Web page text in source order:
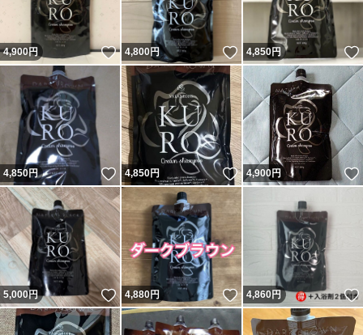
4,900円 いいね！
4,800円 いいね！
4,850円
4,850円 いいね！
4,850円 いいね！
4,900円
5,000円 いいね！
4,880円 いいね！
4,860円